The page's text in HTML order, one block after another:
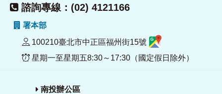
諮詢專線：(02) 4121166
署本部
100210臺北市中正區福州街15號
星期一至星期五8:30～17:30（國定假日除外）
南投辦公區